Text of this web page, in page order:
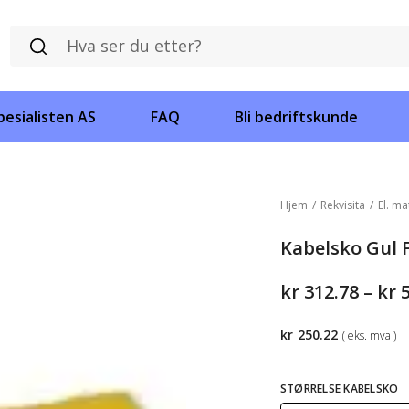
AS FAQ Bli bedriftskunde
Hjem / Rekvisita / El.
Kabelsko Gul
kr 312.78 – kr
STØRRELSE KABELSKO
kr 250.22 ( eks. mva )